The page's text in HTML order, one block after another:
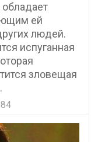
ей
людей.
испуганная
зловещая